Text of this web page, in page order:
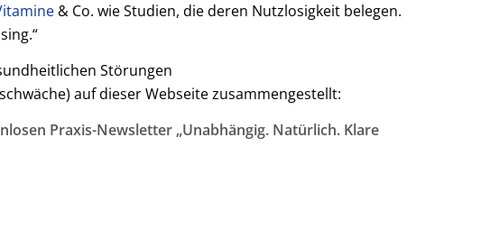
& Co. wie Studien, die deren Nutzlosigkeit belegen.
Störungen
auf dieser Webseite zusammengestellt:
Praxis-Newsletter „Unabhängig. Natürlich. Klare